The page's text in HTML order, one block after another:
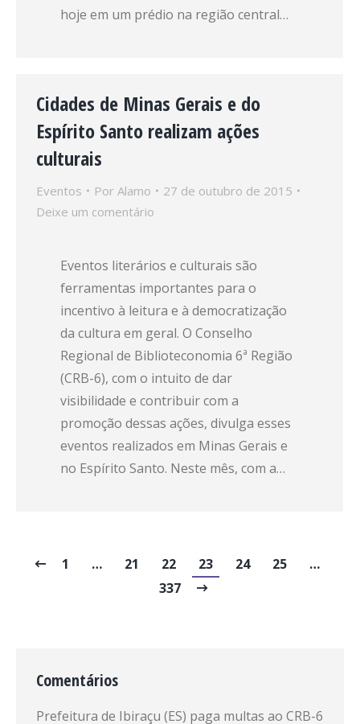
hoje em um prédio na região central…
Cidades de Minas Gerais e do
Espírito Santo realizam ações
culturais
Eventos Por Alamo
27 de outubro de 2015
Deixe um comentário
Eventos literários e culturais são
ferramentas importantes para o
incentivo à leitura e à democratização
da cultura em geral. O Conselho
Regional de Biblioteconomia 6ª Região
(CRB-6), com o intuito de dar
visibilidade e contribuir com a
promoção dessas ações, divulga esses
eventos realizados em Minas Gerais e
no Espírito Santo. Neste mês, com a…
1 … 21 22 23 24 25
…
337
Comentários
Prefeitura de Ibiraçu (ES) paga multas ao CRB-6